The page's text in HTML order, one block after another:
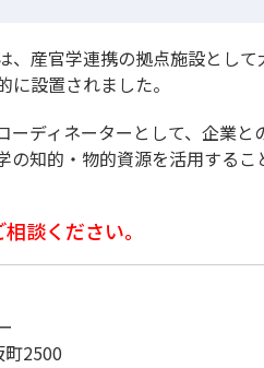
産官学連携の拠点施設とし
設置されました。
ーディネーターとして、企業
の知的・物的資源を活用する
談ください。
2500